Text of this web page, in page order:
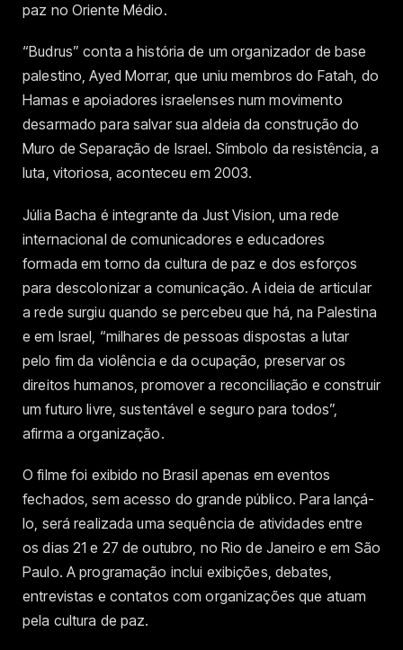
paz no Oriente Médio.
“Budrus” conta a história de um organizador de base
palestino, Ayed Morrar, que uniu membros do Fatah, do
Hamas e apoiadores israelenses num movimento
desarmado para salvar sua aldeia da construção do
Muro de Separação de Israel. Símbolo da resistência, a
luta, vitoriosa, aconteceu em 2003.
Júlia Bacha é integrante da Just Vision, uma rede
internacional de comunicadores e educadores
formada em torno da cultura de paz e dos esforços
para descolonizar a comunicação. A ideia de articular
a rede surgiu quando se percebeu que há, na Palestina
e em Israel, “milhares de pessoas dispostas a lutar
pelo fim da violência e da ocupação, preservar os
direitos humanos, promover a reconciliação e construir
um futuro livre, sustentável e seguro para todos”,
afirma a organização.
O filme foi exibido no Brasil apenas em eventos
fechados, sem acesso do grande público. Para lançá-
lo, será realizada uma sequência de atividades entre
os dias 21 e 27 de outubro, no Rio de Janeiro e em São
Paulo. A programação inclui exibições, debates,
entrevistas e contatos com organizações que atuam
pela cultura de paz.